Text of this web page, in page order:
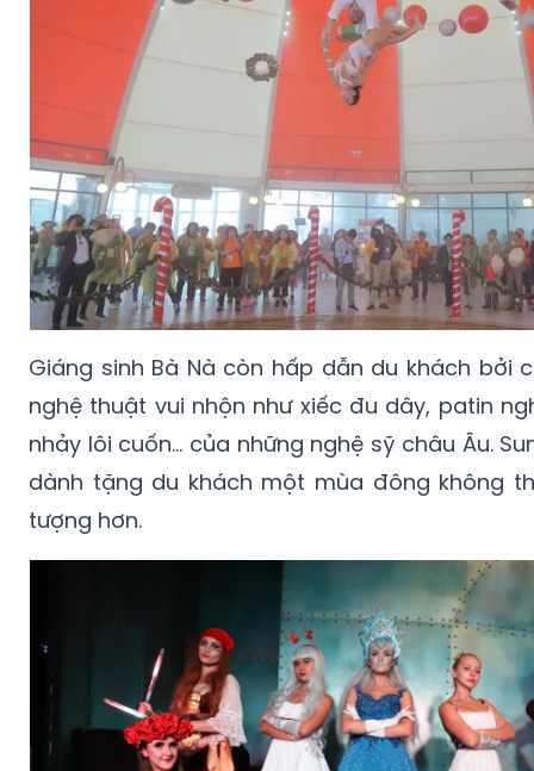
Giáng sinh Bà Nà còn hấp dẫn du khách bởi
nghệ thuật vui nhộn như xiếc đu dây, patin
nhảy lôi cuốn… của những nghệ sỹ châu Âu.
dành tặng du khách một mùa đông không
tượng hơn.